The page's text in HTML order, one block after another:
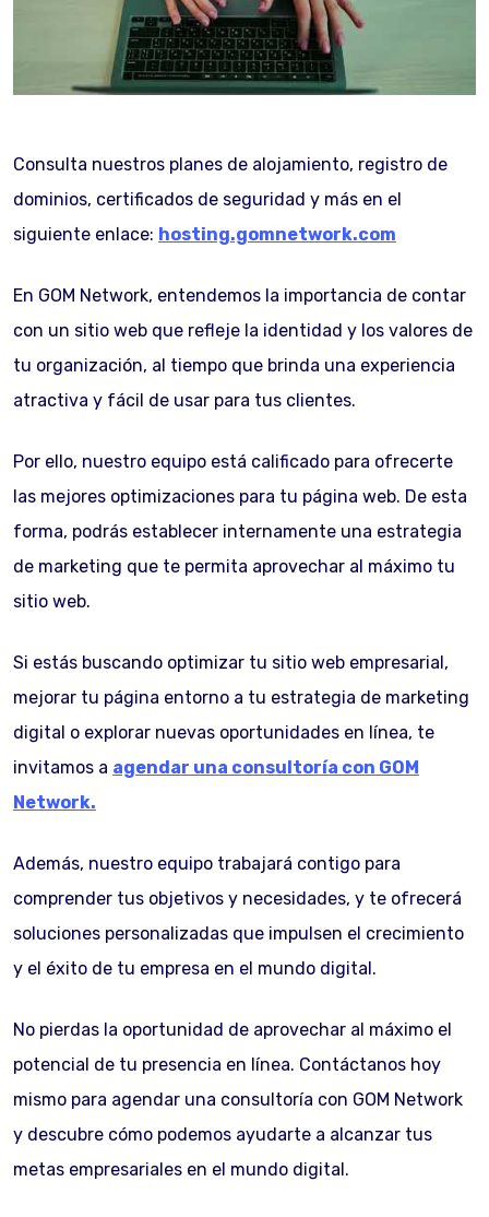
Consulta nuestros planes de alojamiento, registro de
dominios, certificados de seguridad y más en el
siguiente enlace: hosting.gomnetwork.com
En GOM Network, entendemos la importancia de contar
con un sitio web que refleje la identidad y los valores de
tu organización, al tiempo que brinda una experiencia
atractiva y fácil de usar para tus clientes.
Por ello, nuestro equipo está calificado para ofrecerte
las mejores optimizaciones para tu página web. De esta
forma, podrás establecer internamente una estrategia
de marketing que te permita aprovechar al máximo tu
sitio web.
Si estás buscando optimizar tu sitio web empresarial,
mejorar tu página entorno a tu estrategia de marketing
digital o explorar nuevas oportunidades en línea, te
invitamos a agendar una consultoría con GOM
Network.
Además, nuestro equipo trabajará contigo para
comprender tus objetivos y necesidades, y te ofrecerá
soluciones personalizadas que impulsen el crecimiento
y el éxito de tu empresa en el mundo digital.
No pierdas la oportunidad de aprovechar al máximo el
potencial de tu presencia en línea. Contáctanos hoy
mismo para agendar una consultoría con GOM Network
y descubre cómo podemos ayudarte a alcanzar tus
metas empresariales en el mundo digital.